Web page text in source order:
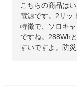
こちらの商品は
電源です。2リッ
特徴で、ソロキ
ですね。288Wh
すいですよ。防